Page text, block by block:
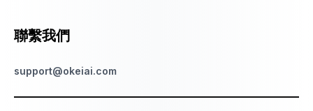
聯繫我們
support@okeiai.com